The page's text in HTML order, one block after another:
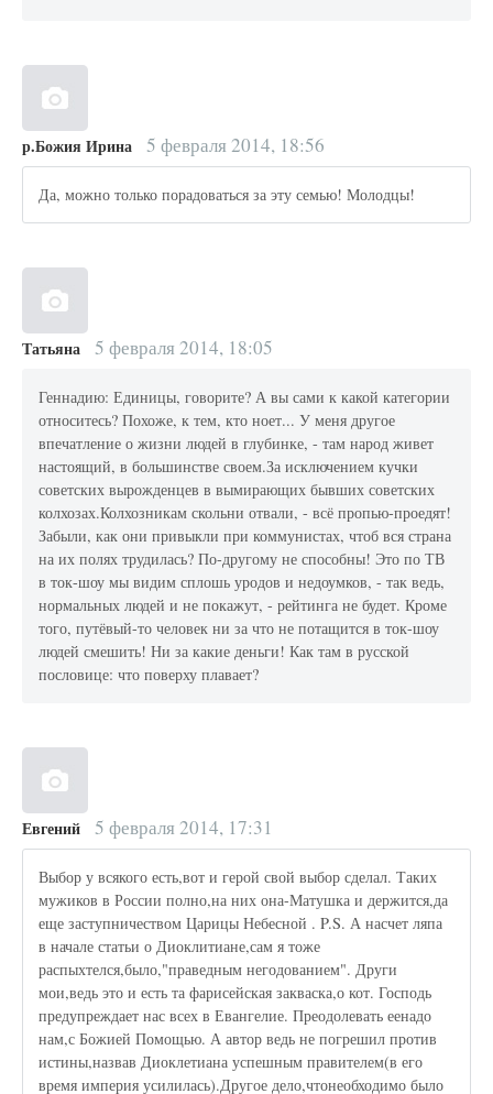
р.Божия Ирина 5 февраля 2014, 18:56
Да, можно только порадоваться за эту семью! Молодцы!
Татьяна 5 февраля 2014, 18:05
Геннадию: Единицы, говорите? А вы сами к какой категории
относитесь? Похоже, к тем, кто ноет... У меня другое
впечатление о жизни людей в глубинке, - там народ живет
настоящий, в большинстве своем.За исключением кучки
советских вырожденцев в вымирающих бывших советских
колхозах.Колхозникам скольни отвали, - всё пропью-проедят!
Забыли, как они привыкли при коммунистах, чтоб вся страна
на их полях трудилась? По-другому не способны! Это по ТВ
в ток-шоу мы видим сплошь уродов и недоумков, - так ведь,
нормальных людей и не покажут, - рейтинга не будет. Кроме
того, путёвый-то человек ни за что не потащится в ток-шоу
людей смешить! Ни за какие деньги! Как там в русской
пословице: что поверху плавает?
Евгений 5 февраля 2014, 17:31
Выбор у всякого есть,вот и герой свой выбор сделал. Таких
мужиков в России полно,на них она-Матушка и держится,да
еще заступничеством Царицы Небесной . P.S. А насчет ляпа
в начале статьи о Диоклитиане,сам я тоже
распыхтелся,было,"праведным негодованием". Други
мои,ведь это и есть та фарисейская закваска,о кот. Господь
предупреждает нас всех в Евангелие. Преодолевать еенадо
нам,с Божией Помощью. А автор ведь не погрешил против
истины,назвав Диоклетиана успешным правителем(в его
время империя усилилась).Другое дело,чтонеобходимо было